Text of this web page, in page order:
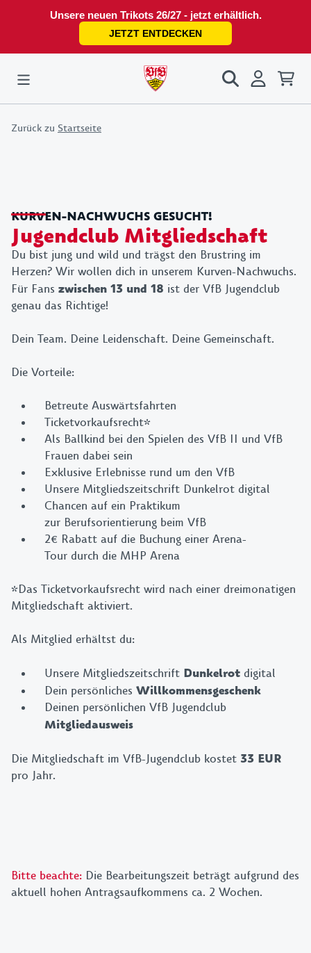
Unsere neuen Trikots 26/27 - jetzt erhältlich.
JETZT ENTDECKEN
Zurück zu Startseite
KURVEN-NACHWUCHS GESUCHT!
Jugendclub Mitgliedschaft
Du bist jung und wild und trägst den Brustring im
Herzen? Wir wollen dich in unserem Kurven-Nachwuchs.
Für Fans zwischen 13 und 18 ist der VfB Jugendclub
genau das Richtige!
Dein Team. Deine Leidenschaft. Deine Gemeinschaft.
Die Vorteile:
Betreute Auswärtsfahrten
Ticketvorkaufsrecht*
Als Ballkind bei den Spielen des VfB II und VfB
Frauen dabei sein
Exklusive Erlebnisse rund um den VfB
Unsere Mitgliedszeitschrift Dunkelrot digital
Chancen auf ein Praktikum
zur Berufsorientierung beim VfB
2€ Rabatt auf die Buchung einer Arena-
Tour durch die MHP Arena
*Das Ticketvorkaufsrecht wird nach einer dreimonatigen
Mitgliedschaft aktiviert.
Als Mitglied erhältst du:
Unsere Mitgliedszeitschrift Dunkelrot digital
Dein persönliches Willkommensgeschenk
Deinen persönlichen VfB Jugendclub
Mitgliedausweis
Die Mitgliedschaft im VfB-Jugendclub kostet 33 EUR
pro Jahr.
Bitte beachte: Die Bearbeitungszeit beträgt aufgrund des
aktuell hohen Antragsaufkommens ca. 2 Wochen.